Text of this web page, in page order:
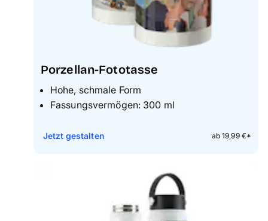
Porzellan-Fototasse
Hohe, schmale Form
Fassungsvermögen: 300 ml
ab 19,99 €*
Jetzt gestalten